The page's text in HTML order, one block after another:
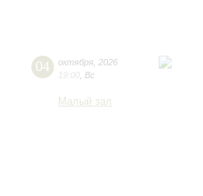
04 октября 2026
19:00 Вс
Малый зал